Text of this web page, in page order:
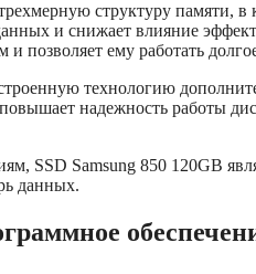
структуру памяти, в
и снижает влияние
позволяет ему работать
технологию
надежность работы
SSD Samsung 850 120GB
данных.